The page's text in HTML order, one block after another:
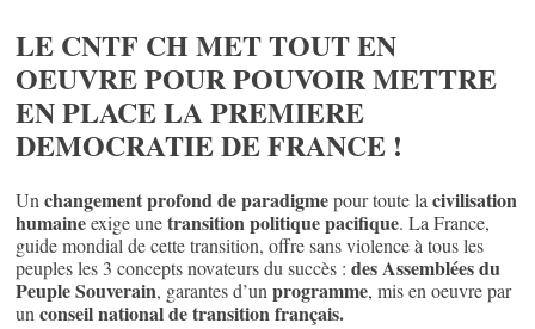
LE CNTF CH MET TOUT EN
OEUVRE POUR POUVOIR METTRE
EN PLACE LA PREMIERE
DEMOCRATIE DE FRANCE !
Unchangement profond de paradigmepour toute lacivilisation
humaineexige unetransition politique pacifique. La France,
guide mondial de cette transition, offre sans violence à tous les
peuples les 3 concepts novateurs du succès :des Assemblées du
Peuple Souverain, garantes d’unprogramme, mis en oeuvre par
unconseil national de transition français.